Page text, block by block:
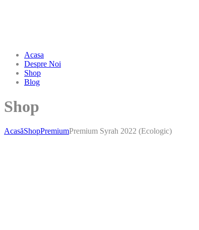
Acasa
Despre Noi
Shop
Blog
Shop
AcasăShopPremiumPremium Syrah 2022 (Ecologic)